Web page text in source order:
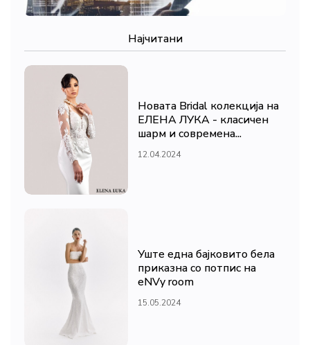
Најчитани
Новата Bridal колекција на
ЕЛЕНА ЛУКА - класичен
шарм и современа...
12.04.2024
Уште една бајковито бела
приказна со потпис на
eNVy room
15.05.2024